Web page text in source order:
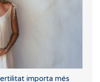
importa més